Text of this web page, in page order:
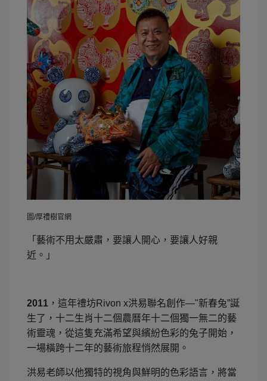
圖/厚禮樹官網
「藝術不用太嚴肅，要讓人開心，要讓人好親
近。」
2011 ，這年禮坊Rivon x洪易聯名創作—"新春兔”誕
生了，十二生肖十二個農曆年十二個獨一無二的藝
術靈魂，從這隻充滿希望與繽紛色彩的兔子開始，
一場橫跨十二年的藝術旅程悄然展開。
洪易老師以他獨特的視角與鮮明的色彩語言，將當